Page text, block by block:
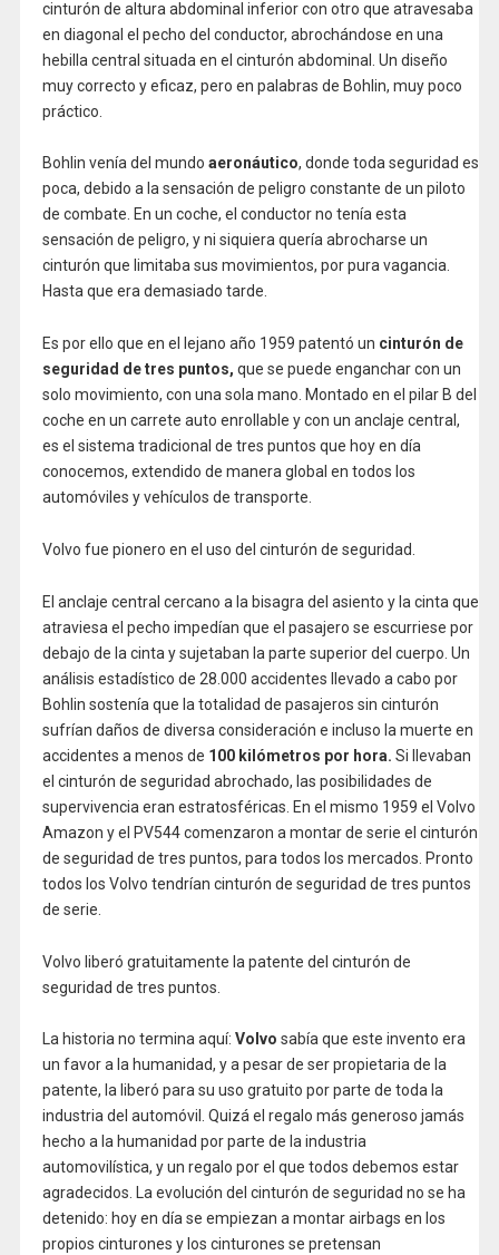
cinturón de altura abdominal inferior con otro que atravesaba
en diagonal el pecho del conductor, abrochándose en una
hebilla central situada en el cinturón abdominal. Un diseño
muy correcto y eficaz, pero en palabras de Bohlin, muy poco
práctico.
Bohlin venía del mundo aeronáutico, donde toda seguridad es
poca, debido a la sensación de peligro constante de un piloto
de combate. En un coche, el conductor no tenía esta
sensación de peligro, y ni siquiera quería abrocharse un
cinturón que limitaba sus movimientos, por pura vagancia.
Hasta que era demasiado tarde.
Es por ello que en el lejano año 1959 patentó un cinturón de
seguridad de tres puntos, que se puede enganchar con un
solo movimiento, con una sola mano. Montado en el pilar B del
coche en un carrete auto enrollable y con un anclaje central,
es el sistema tradicional de tres puntos que hoy en día
conocemos, extendido de manera global en todos los
automóviles y vehículos de transporte.
Volvo fue pionero en el uso del cinturón de seguridad.
El anclaje central cercano a la bisagra del asiento y la cinta que
atraviesa el pecho impedían que el pasajero se escurriese por
debajo de la cinta y sujetaban la parte superior del cuerpo. Un
análisis estadístico de 28.000 accidentes llevado a cabo por
Bohlin sostenía que la totalidad de pasajeros sin cinturón
sufrían daños de diversa consideración e incluso la muerte en
accidentes a menos de 100 kilómetros por hora. Si llevaban
el cinturón de seguridad abrochado, las posibilidades de
supervivencia eran estratosféricas. En el mismo 1959 el Volvo
Amazon y el PV544 comenzaron a montar de serie el cinturón
de seguridad de tres puntos, para todos los mercados. Pronto
todos los Volvo tendrían cinturón de seguridad de tres puntos
de serie.
Volvo liberó gratuitamente la patente del cinturón de
seguridad de tres puntos.
La historia no termina aquí: Volvo sabía que este invento era
un favor a la humanidad, y a pesar de ser propietaria de la
patente, la liberó para su uso gratuito por parte de toda la
industria del automóvil. Quizá el regalo más generoso jamás
hecho a la humanidad por parte de la industria
automovilística, y un regalo por el que todos debemos estar
agradecidos. La evolución del cinturón de seguridad no se ha
detenido: hoy en día se empiezan a montar airbags en los
propios cinturones y los cinturones se pretensan